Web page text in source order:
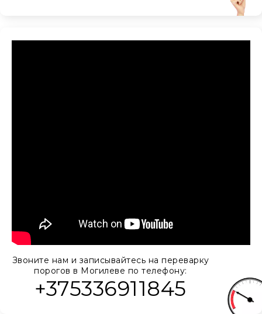
Звоните нам и записывайтесь на переварку
порогов в Могилеве по телефону:
+375336911845